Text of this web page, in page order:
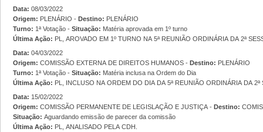
Data: 08/03/2022
Origem:
PLENÁRIO -Destino: PLENÁRIO
Turno:
1ª Votação -Situação: Matéria aprovada em 1º turno
Última Ação: PL, AROVADO EM 1º TURNO NA 5ª REUNIÃO ORDINÁRIA DA 2ª
Data: 04/03/2022
Origem:
COMISSÃO EXTERNA DE DIREITOS HUMANOS -Destino: PLENÁRIO
Turno:
1ª Votação -Situação: Matéria inclusa na Ordem do Dia
Última Ação: PL, INCLUSO NA ORDEM DO DIA DA 5ª REUNIÃO ORDINÁRIA DA 2ª
Data: 15/02/2022
Origem:
COMISSÃO PERMANENTE DE LEGISLAÇÃO E JUSTIÇA -Destino:
Situação: Aguardando emissão de parecer da comissão
Última Ação: PL, ANALISADO PELA CDH.